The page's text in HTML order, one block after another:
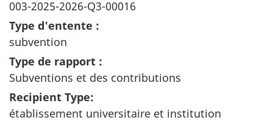
003-2025-2026-Q3-00016
Type d'entente :
subvention
Type de rapport :
Subventions et des contributions
Recipient Type:
établissement universitaire et institution